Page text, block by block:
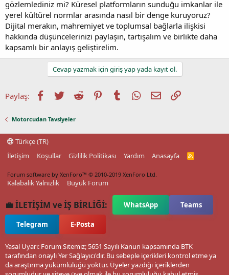
gözlemlediniz mi? Küresel platformların sunduğu imkanlar ile
yerel kültürel normlar arasında nasıl bir denge kuruyoruz?
Dijital merakın, mahremiyet ve toplumsal bağlarla ilişkisi
hakkında düşüncelerinizi paylaşın, tartışalım ve birlikte daha
kapsamlı bir anlayış geliştirelim.
Cevap yazmak için giriş yap yada kayıt ol.
Paylaş: Facebook
TwitterReddit PinterestTumblrWhatsApp
E-postaLink
Motorcudan Tavsiyeler
Türkçe (TR)
İletişim
Koşullar Gizlilik Politikası Yardım Anasayfa
R
Forum software by XenForo™ © 2010-2019 XenForo Ltd.
Kalabalık Yalnızlık Büyük Forum
💼 İLETİŞİM ve İŞ BİRLİĞİ: WhatsApp Teams
Telegram E-Posta
Yasal Uyarı: Forum Sitemiz; 5651 Sayılı Kanun kapsamında BTK
tarafından onaylı Yer Sağlayıcı'dır. Bu sebeple içerikleri kontrol etme ya
da araştırma yükümlülüğü yoktur. Üyeler yazdığı içeriklerden